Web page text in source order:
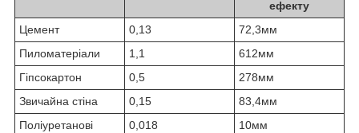
ефекту
Цемент
0,13
72,3мм
Пиломатеріали
1,1
612мм
Гіпсокартон
0,5
278мм
Звичайна стіна
0,15
83,4мм
Поліуретанові
0,018 10мм